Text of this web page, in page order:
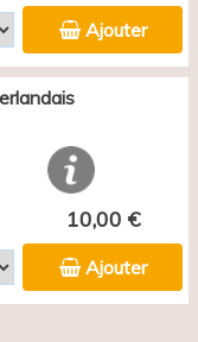
Ajouter
10,00 €
Ajouter